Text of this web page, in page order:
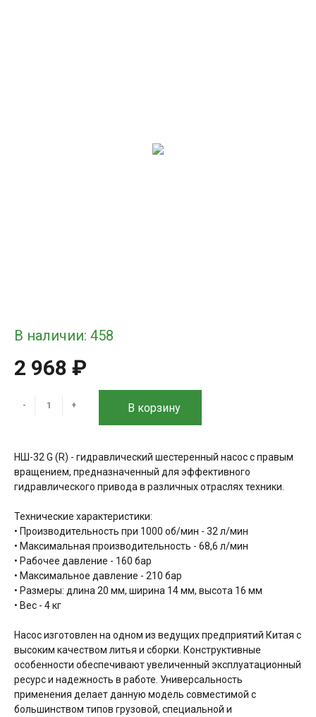
В наличии: 458
2 968 ₽
- + В корзину
НШ-32 G (R) - гидравлический шестеренный насос с правым
вращением, предназначенный для эффективного
гидравлического привода в различных отраслях техники.
Технические характеристики:
• Производительность при 1000 об/мин - 32 л/мин
• Максимальная производительность - 68,6 л/мин
• Рабочее давление - 160 бар
• Максимальное давление - 210 бар
• Размеры: длина 20 мм, ширина 14 мм, высота 16 мм
• Вес - 4 кг
Насос изготовлен на одном из ведущих предприятий Китая с
высоким качеством литья и сборки. Конструктивные
особенности обеспечивают увеличенный эксплуатационный
ресурс и надежность в работе. Универсальность
применения делает данную модель совместимой с
большинством типов грузовой, специальной и